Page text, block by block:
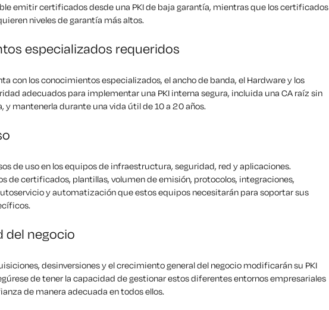
emitir certificados desde una PKI de baja garantía, mientras que los certificados
niveles de garantía más altos.
especializados requeridos
con los conocimientos especializados, el ancho de banda, el Hardware y los
adecuados para implementar una PKI interna segura, incluida una CA raíz sin
y mantenerla durante una vida útil de 10 a 20 años.
de uso en los equipos de infraestructura, seguridad, red y aplicaciones.
de certificados, plantillas, volumen de emisión, protocolos, integraciones,
y automatización que estos equipos necesitarán para soportar sus
del negocio
desinversiones y el crecimiento general del negocio modificarán su PKI
de tener la capacidad de gestionar estos diferentes entornos empresariales
de manera adecuada en todos ellos.